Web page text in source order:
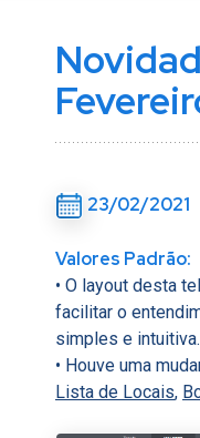
23/02/2021
Valores Padrão:
• O layout desta
facilitar o
simples e intuitiva.
• Houve uma
Lista de Locais,